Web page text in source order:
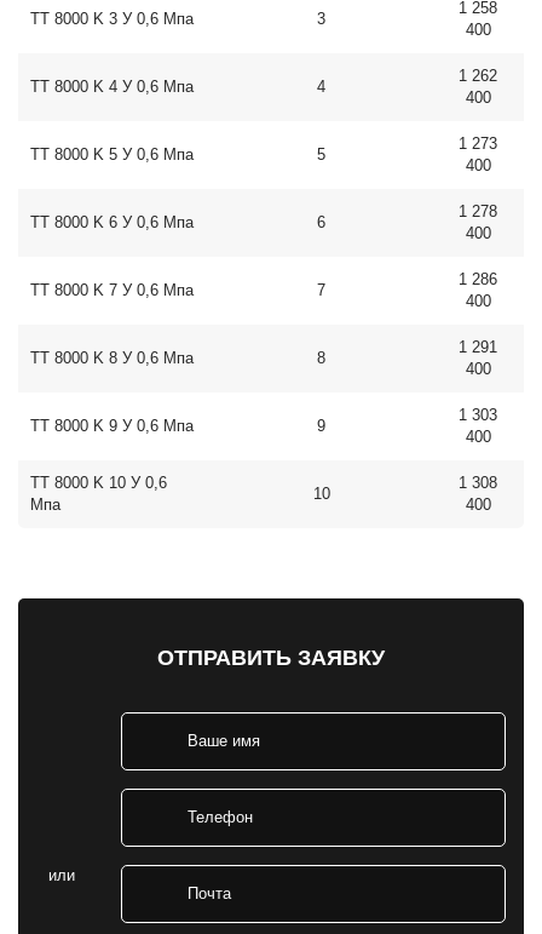
ТТ 8000 K 3 У 0,6 Мпа 3
1 258
400
ТТ 8000 K 4 У 0,6 Мпа 4
1 262
400
ТТ 8000 K 5 У 0,6 Мпа 5
1 273
400
ТТ 8000 K 6 У 0,6 Мпа 6
1 278
400
ТТ 8000 K 7 У 0,6 Мпа 7
1 286
400
ТТ 8000 K 8 У 0,6 Мпа 8
1 291
400
ТТ 8000 K 9 У 0,6 Мпа 9
1 303
400
ТТ 8000 K 10 У 0,6
Мпа
10
1 308
400
ОТПРАВИТЬ ЗАЯВКУ
или